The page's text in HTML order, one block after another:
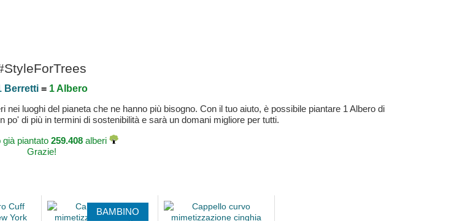
Berretti= 1 Albero
luoghi del pianeta che ne hanno più bisogno. Con il tuo aiuto, è possibile piantare 1 Albero di
po' di più in termini di sostenibilità e sarà un domani migliore per tutti.
già piantato 259.408 alberi
Grazie!
BAMBINO